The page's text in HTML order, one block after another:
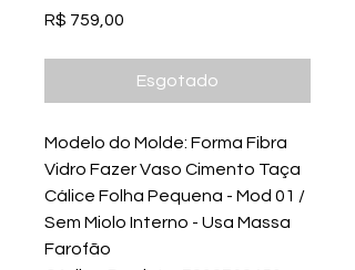
R$ 759,00
Esgotado
Modelo do Molde: Forma Fibra
Vidro Fazer Vaso Cimento Taça
Cálice Folha Pequena - Mod 01 /
Sem Miolo Interno - Usa Massa
Farofão